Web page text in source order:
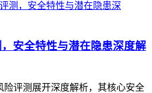
安全特性与潜在隐患深度解
险评测展开深度解析，其核心安全